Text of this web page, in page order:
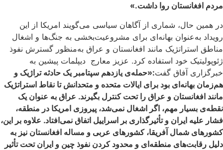
مردم افغانستان روا داشت.»
در همین حال، شماری از آگاهان سیاسی می‌گویند امریکا از این
رویداد به‌عنوان بهانه‌ای برای مشروعیت‌بخشی به جنگ‌ها و اشغال
مناطق استراتژیک مانند افغانستان و عراق به‌منظور گسترش نفوذ
ژئوپولیتیک خود استفاده کرد. عزیز معارج دیپلمات پیشین به
خبرگزاری آفاق گفت:«حمله‌ی یازدهم سپتامبر یک حادثه تراژیک و
هم‌زمان بهانه‌ای بود برای ایالات متحده و متحدانش تا نقاط استراتژیک
مانند افغانستان و عراق را تحت کنترل بگیرند. عراق به عنوان یک
نقطه‌ی بسیار مهم، اگر اشغال نمی‌شد، پیروزی امریکا در منطقه،
فشار علیه ایران و تأثیرگذاری بر اسراییل اتفاق نمی‌افتاد. علاوه بر این،
کشورهای شمال آفریقا، کشورهای عربی و مساله افغانستان نیز به
دلیل رقابت‌های منطقه‌ای و محدود کردن نفوذ چین و ایران تحت تأثیر